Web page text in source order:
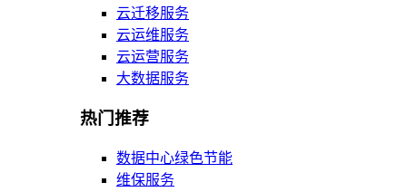
云迁移服务
云运维服务
云运营服务
大数据服务
热门推荐
数据中心绿色节能
维保服务